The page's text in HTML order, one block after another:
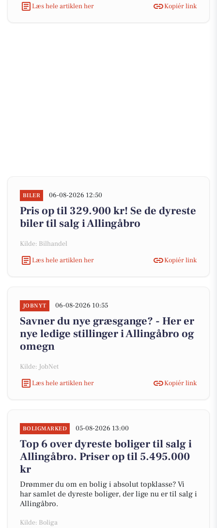
Læs hele artiklen her
Kopiér link
BILER 06-08-2026 12:50
Pris op til 329.900 kr! Se de dyreste
biler til salg i Allingåbro
Kilde: Bilhandel
Læs hele artiklen her
Kopiér link
JOBNYT 06-08-2026 10:55
Savner du nye græsgange? - Her er
nye ledige stillinger i Allingåbro og
omegn
Kilde: JobNet
Læs hele artiklen her
Kopiér link
BOLIGMARKED 05-08-2026 13:00
Top 6 over dyreste boliger til salg i
Allingåbro. Priser op til 5.495.000
kr
Drømmer du om en bolig i absolut topklasse? Vi
har samlet de dyreste boliger, der lige nu er til salg i
Allingåbro.
Kilde: Boliga